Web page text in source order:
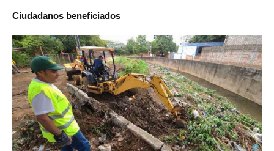
Ciudadanos beneficiados